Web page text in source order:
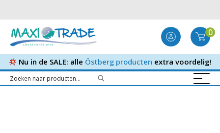
0
Nu in de SALE: alle Östberg producten extra voordelig!